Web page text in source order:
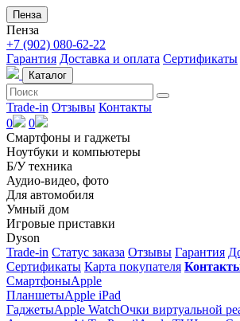
Пенза
Пенза
+7 (902) 080-62-22
Гарантия Доставка и оплата Сертификаты
Каталог
Trade-in Отзывы Контакты
0
0
Смартфоны и гаджеты
Ноутбуки и компьютеры
Б/У техника
Аудио-видео, фото
Для автомобиля
Умный дом
Игровые приставки
Dyson
Trade-in Статус заказа Отзывы Гарантия
Сертификаты Карта покупателя
СмартфоныApple
ПланшетыApple iPad
ГаджетыApple WatchОчки виртуальной